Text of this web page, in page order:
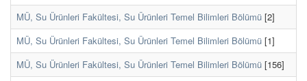
MÜ, Su Ürünleri Fakültesi, Su Ürünleri Temel Bilimleri Bölümü [2]
MÜ, Su Ürünleri Fakültesi, Su Ürünleri Temel Bilimleri Bölümü [1]
MÜ, Su Ürünleri Fakültesi, Su Ürünleri Temel Bilimleri Bölümü [156]